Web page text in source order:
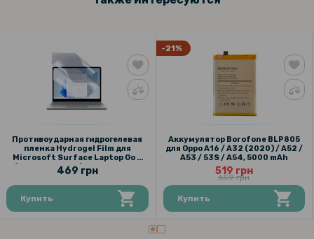
Противоударная гидрогелевая
пленка Hydrogel Film для
Microsoft Surface Laptop Go 2
(195.25х275.52), Transparent
469 грн
Купить
-21%
Аккумулятор Borofone BLP805
для Oppo A16 / A32 (2020) / A52 /
A53 / 53S / A54, 5000 mAh
519 грн
659 грн
Купить